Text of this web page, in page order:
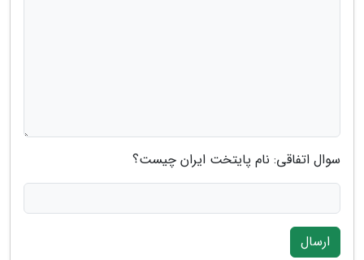
سوال اتفاقی: نام پایتخت ایران چیست؟
ارسال